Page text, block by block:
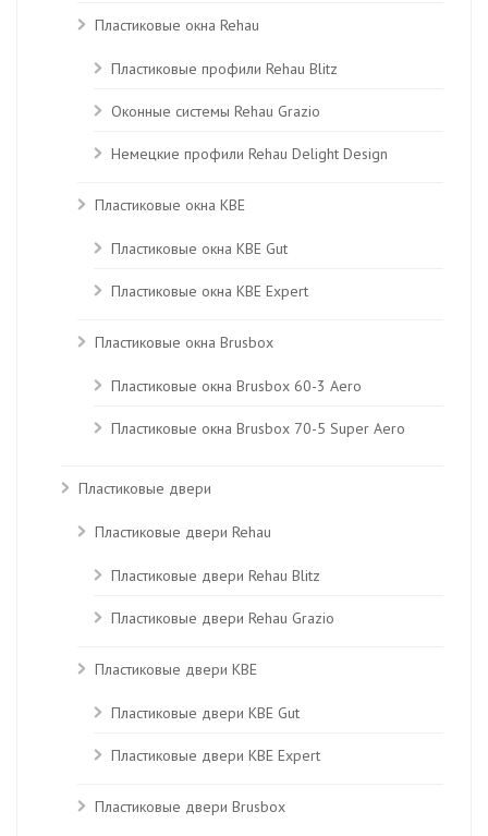
Пластиковые окна Rehau
Пластиковые профили Rehau Blitz
Оконные системы Rehau Grazio
Немецкие профили Rehau Delight Design
Пластиковые окна KBE
Пластиковые окна КВЕ Gut
Пластиковые окна КВЕ Expert
Пластиковые окна Brusbox
Пластиковые окна Brusbox 60-3 Aero
Пластиковые окна Brusbox 70-5 Super Aero
Пластиковые двери
Пластиковые двери Rehau
Пластиковые двери Rehau Blitz
Пластиковые двери Rehau Grazio
Пластиковые двери KBE
Пластиковые двери КВЕ Gut
Пластиковые двери КВЕ Expert
Пластиковые двери Brusbox